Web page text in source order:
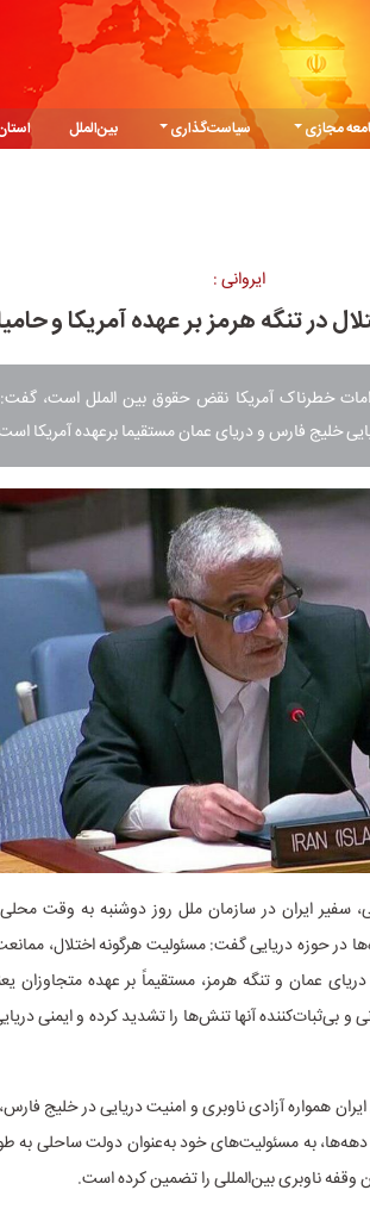
مجازی سیاست‌گذاری بین‌الملل
ایروانی :
در تنگه هرمز بر عهده آمریکا و
خطرناک آمریکا نقض حقوق بین الملل است،
خلیج فارس و دریای عمان مستقیما برعهده آمریکا
سفیر ایران در سازمان ملل روز دوشنبه به وقت
در حوزه دریایی گفت: مسئولیت هرگونه اختلال،
عمان و تنگه هرمز، مستقیماً بر عهده متجاوزان
بی‌ثبات‌کننده آنها تنش‌ها را تشدید کرده و ایمنی
همواره آزادی ناوبری و امنیت دریایی در خلیج
به مسئولیت‌های خود به‌عنوان دولت ساحلی به طور
ناوبری بین‌المللی را تضمین کرده است.